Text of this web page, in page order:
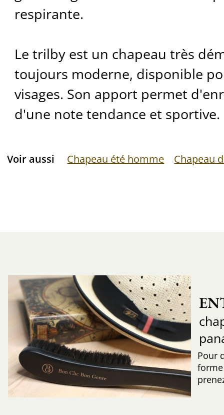
respirante.
Le trilby est un chapeau très
toujours moderne, disponible
visages. Son apport permet
d'une note tendance et sportive.
Voir aussi Chapeau été homme Chapeau
Pour